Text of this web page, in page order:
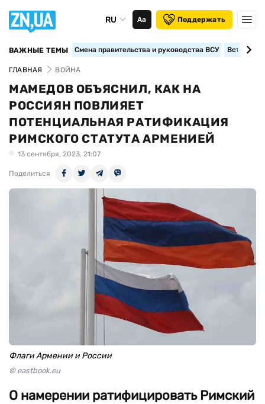
RU Аа Поддержать
ВАЖНЫЕ ТЕМЫ Смена правительства и руководства ВСУ
ГЛАВНАЯ ВОЙНА
МАМЕДОВ ОБЪЯСНИЛ, КАК НА
РОССИЯН ПОВЛИЯЕТ
ПОТЕНЦИАЛЬНАЯ РАТИФИКАЦИЯ
РИМСКОГО СТАТУТА АРМЕНИЕЙ
13 сентября, 2023, 21:07
Поделиться
Флаги Армении и России
© eastbook.eu
О намерении ратифицировать Римский